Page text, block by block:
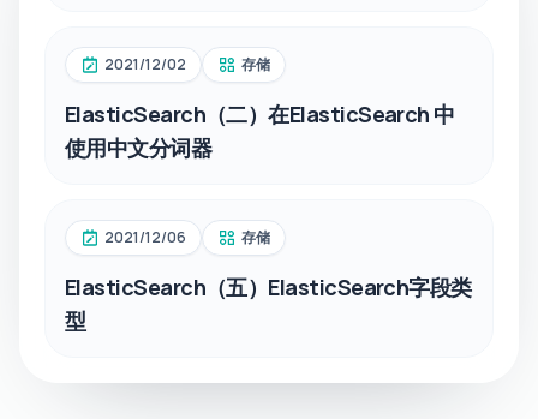
2021/12/02 存储
ElasticSearch（二）在ElasticSearch 中
使用中文分词器
2021/12/06 存储
ElasticSearch（五）ElasticSearch字段类
型